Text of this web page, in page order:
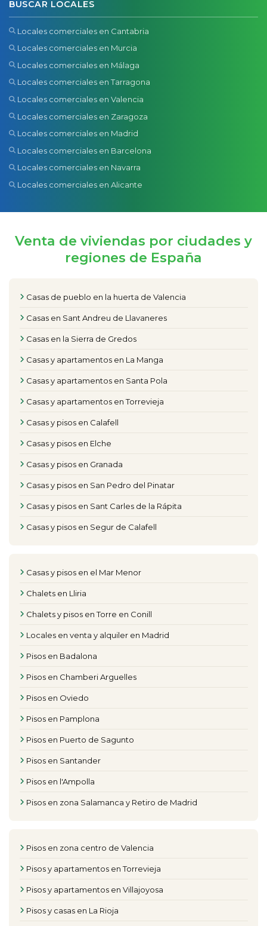
BUSCAR LOCALES
Locales comerciales en Cantabria
Locales comerciales en Murcia
Locales comerciales en Málaga
Locales comerciales en Tarragona
Locales comerciales en Valencia
Locales comerciales en Zaragoza
Locales comerciales en Madrid
Locales comerciales en Barcelona
Locales comerciales en Navarra
Locales comerciales en Alicante
Venta de viviendas por ciudades y
regiones de España
Casas de pueblo en la huerta de Valencia
Casas en Sant Andreu de Llavaneres
Casas en la Sierra de Gredos
Casas y apartamentos en La Manga
Casas y apartamentos en Santa Pola
Casas y apartamentos en Torrevieja
Casas y pisos en Calafell
Casas y pisos en Elche
Casas y pisos en Granada
Casas y pisos en San Pedro del Pinatar
Casas y pisos en Sant Carles de la Rápita
Casas y pisos en Segur de Calafell
Casas y pisos en el Mar Menor
Chalets en Lliria
Chalets y pisos en Torre en Conill
Locales en venta y alquiler en Madrid
Pisos en Badalona
Pisos en Chamberi Arguelles
Pisos en Oviedo
Pisos en Pamplona
Pisos en Puerto de Sagunto
Pisos en Santander
Pisos en l'Ampolla
Pisos en zona Salamanca y Retiro de Madrid
Pisos en zona centro de Valencia
Pisos y apartamentos en Torrevieja
Pisos y apartamentos en Villajoyosa
Pisos y casas en La Rioja